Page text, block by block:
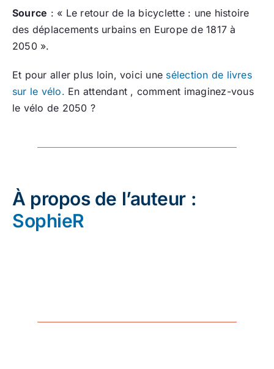
Source : « Le retour de la bicyclette : une histoire
des déplacements urbains en Europe de 1817 à
2050 ».
Et pour aller plus loin, voici une sélection de livres
sur le vélo. En attendant , comment imaginez-vous
le vélo de 2050 ?
À propos de l’auteur :
SophieR